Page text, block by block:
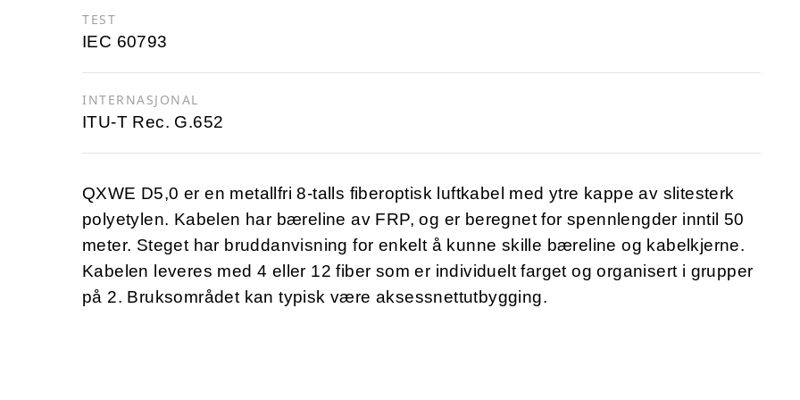
TEST
IEC 60793
INTERNASJONAL
ITU-T Rec. G.652
QXWE D5,0 er en metallfri 8-talls fiberoptisk luftkabel med ytre kappe av slitesterk
polyetylen. Kabelen har bæreline av FRP, og er beregnet for spennlengder inntil 50
meter. Steget har bruddanvisning for enkelt å kunne skille bæreline og kabelkjerne.
Kabelen leveres med 4 eller 12 fiber som er individuelt farget og organisert i grupper
på 2. Bruksområdet kan typisk være aksessnettutbygging.